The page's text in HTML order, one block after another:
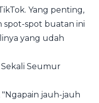
Yang penting,
spot-spot buatan ini
yang udah
Seumur
jauh-jauh